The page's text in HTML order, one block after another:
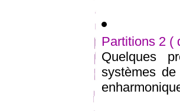
Partitions 2 (
Quelques
systèmes